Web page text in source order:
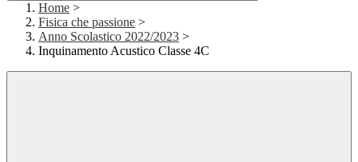
Home >
Fisica che passione >
Anno Scolastico 2022/2023 >
Inquinamento Acustico Classe 4C